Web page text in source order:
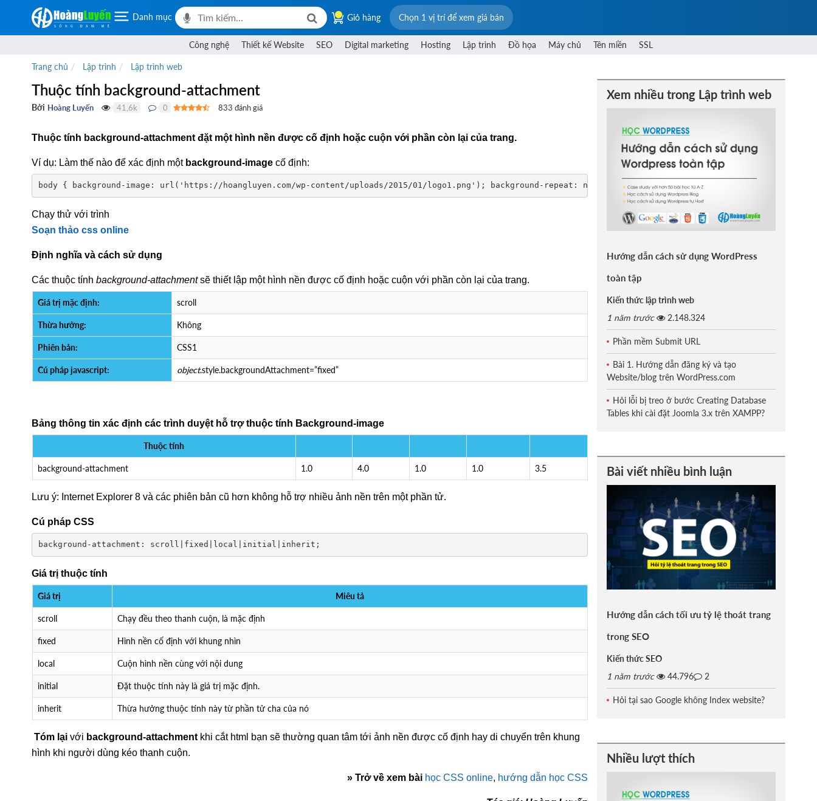
Danh mục Giỏ hàng Chọn 1 vị trí để xem giá bán
Công nghệ Thiết kế Website SEO Digital marketing Hosting Lập trình Đồ họa Máy chủ Tên miền SSL
Trang chủ Lập trình Lập trình web
Thuộc tính background-attachment
Bởi Hoàng Luyến 41,6k 0 833 đánh giá
Thuộc tính background-attachment đặt một hình nền được cố định hoặc cuộn với phần còn lại của trang.
Ví dụ: Làm thế nào để xác định một background-image cố định:
body { background-image: url('https://hoangluyen.com/wp-content/uploads/2015/01/logo1.png'); background-repeat: no-repeat; background-attachment: fixed;}
Chạy thử với trình
Soạn thảo css online
Định nghĩa và cách sử dụng
Các thuộc tínhbackground-attachmentsẽ thiết lập một hình nền được cố định hoặc cuộn với phần còn lại của trang.
Giá trị mặc định: scroll
Thừa hưởng: Không
Phiên bản: CSS1
Cú pháp javascript: object.style.backgroundAttachment=”fixed”
Bảng thông tin xác định các trình duyệt hỗ trợ thuộc tính Background-image
Thuộc tính
background-attachment 1.0 4.0 1.0 1.0 3.5
Lưu ý: Internet Explorer 8 và các phiên bản cũ hơn không hỗ trợ nhiều ảnh nền trên một phần tử.
Cú pháp CSS
background-attachment: scroll|fixed|local|initial|inherit;
Giá trị thuộc tính
Giá trị Miêu tả
scroll Chạy đều theo thanh cuộn, là mặc định
fixed Hình nền cố định với khung nhìn
local Cuộn hình nền cùng với nội dung
initial Đặt thuộc tính này là giá trị mặc định.
inherit Thừa hưởng thuộc tính này từ phần tử cha của nó
Tóm lại với background-attachment khi cắt html bạn sẽ thường quan tâm tới ảnh nền được cố định hay di chuyển trên khung
hình khi người dùng kéo thanh cuộn.
» Trở về xem bài học CSS online, hướng dẫn học CSS
Xem nhiều trong Lập trình web
Hướng dẫn cách sử dụng WordPress
toàn tập
Kiến thức lập trình web
1 năm trước
2.148.324
Phần mềm Submit URL
Bài 1. Hướng dẫn đăng ký và tạo
Website/blog trên WordPress.com
Hỏi lỗi bị treo ở bước Creating Database
Tables khi cài đặt Joomla 3.x trên XAMPP?
Bài viết nhiều bình luận
Hướng dẫn cách tối ưu tỷ lệ thoát trang
trong SEO
Kiến thức SEO
1 năm trước
44.796 2
Hỏi tại sao Google không Index website?
Nhiều lượt thích